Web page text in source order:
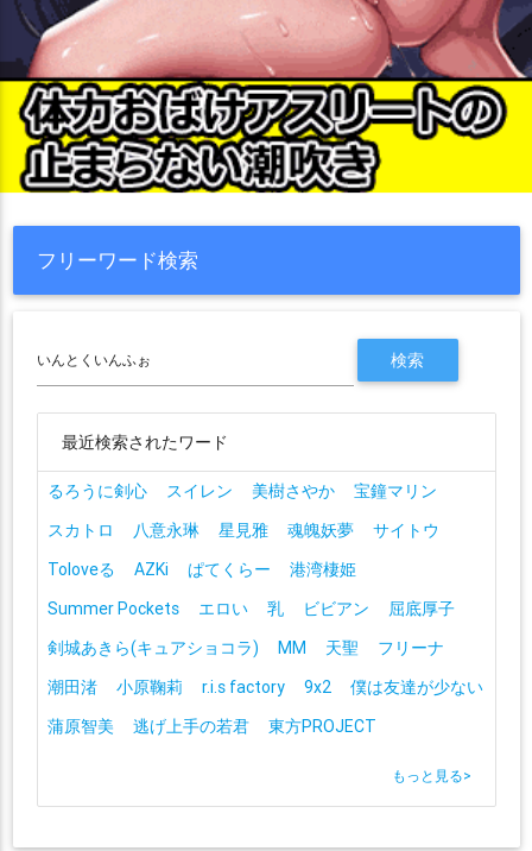
フリーワード検索
最近検索されたワード
るろうに剣心 スイレン 美樹さやか
宝鐘マリン
スカトロ
八意永琳 星見雅 魂魄妖夢
サイトウ
Toloveる
AZKi ぱてくらー
港湾棲姫
Summer Pockets
エロい 乳 ビビアン
屈底厚子
剣城あきら(キュアショコラ)
MM 天聖
フリーナ
潮田渚
小原鞠莉 r.i.s factory 9x2
僕は友達が少ない
蒲原智美
逃げ上手の若君 東方PROJECT
もっと見る>